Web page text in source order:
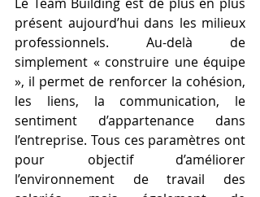
présent aujourd’hui dans les milieux
professionnels. Au-delà de
simplement « construire une équipe
», il permet de renforcer la cohésion,
les liens, la communication, le
sentiment d’appartenance dans
l’entreprise. Tous ces paramètres ont
pour objectif d’améliorer
l’environnement de travail des